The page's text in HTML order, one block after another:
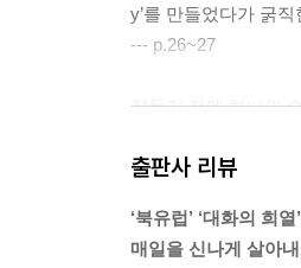
y’를 만들었다가 굵
--- p.26~27
잠들기 전에 하나의
리로 ‘그 인간’을 불
--- p.99~100
출판사 리뷰
‘북유럽’ ‘대화의 희
매일을 신나게 살아